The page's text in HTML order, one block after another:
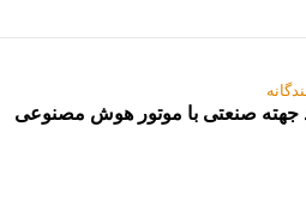
جهته صنعتی با موتور هوش مصنوعی